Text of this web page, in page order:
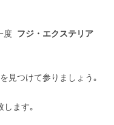
度 フジ・エクステリア
を見つけて参りましょう｡
ます｡